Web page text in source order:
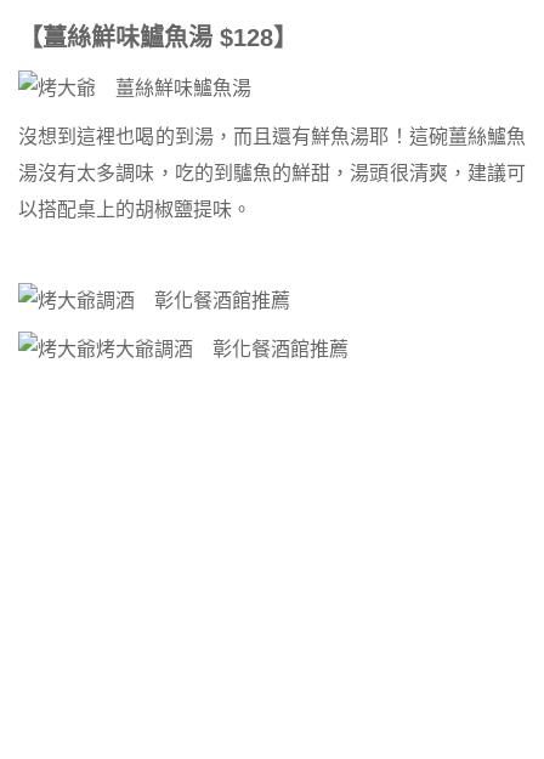
【薑絲鮮味鱸魚湯 $128】
沒想到這裡也喝的到湯，而且還有鮮魚湯耶！這碗薑絲鱸魚
湯沒有太多調味，吃的到驢魚的鮮甜，湯頭很清爽，建議可
以搭配桌上的胡椒鹽提味。